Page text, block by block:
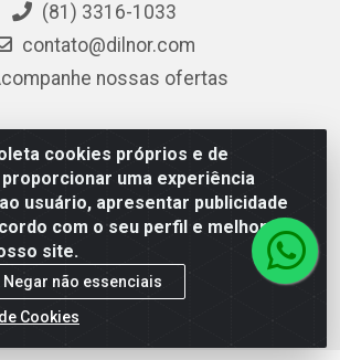
cookies próprios e de
uma experiência
usuário, apresentar publicidade
com o seu perfil e melhorar a
site.
Negar não essenciais
Cookies
(81) 3316-1033
contato@dilnor.com
nossas ofertas
- Rua Professor Joaquim Cavalcanti,
- Recife/PE - CEP 50800-010 - CNPJ
04.054.534/0001-51